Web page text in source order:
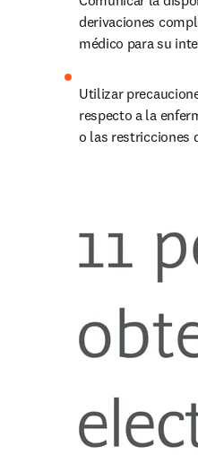
derivaciones
médico para su
Utilizar
respecto a la
o las restricciones